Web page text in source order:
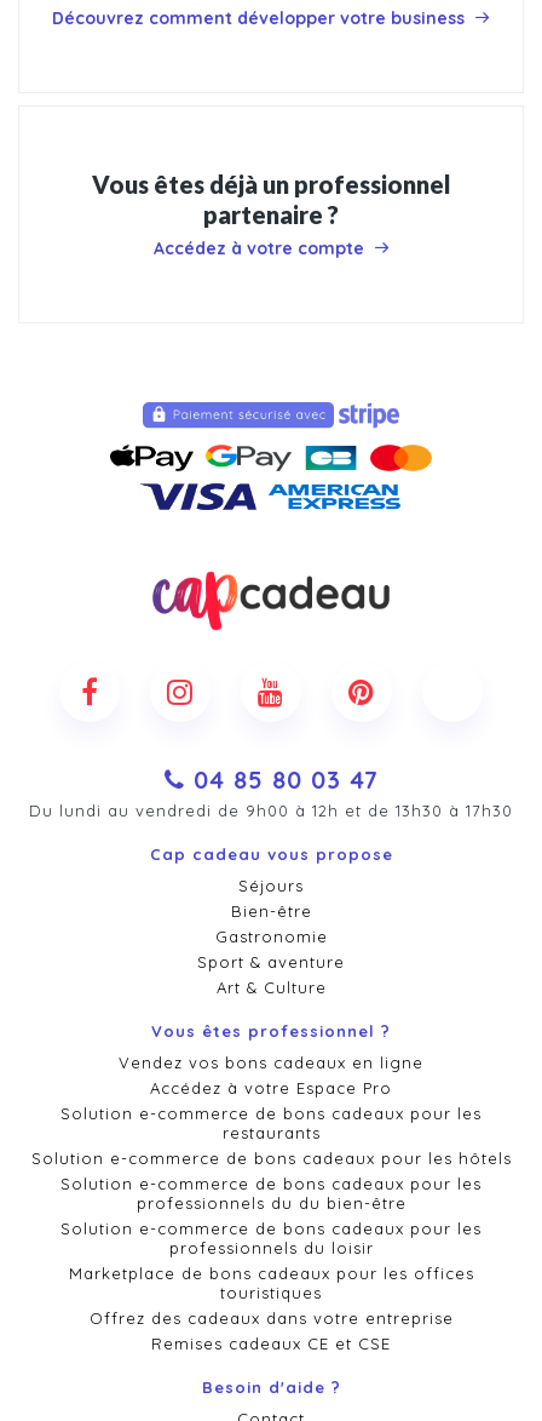
Découvrez comment développer votre business
Vous êtes déjà un professionnel
partenaire ?
Accédez à votre compte
04 85 80 03 47
Du lundi au vendredi de 9h00 à 12h et de 13h30 à 17h30
Cap cadeau vous propose
Séjours
Bien-être
Gastronomie
Sport & aventure
Art & Culture
Vous êtes professionnel ?
Vendez vos bons cadeaux en ligne
Accédez à votre Espace Pro
Solution e-commerce de bons cadeaux pour les
restaurants
Solution e-commerce de bons cadeaux pour les hôtels
Solution e-commerce de bons cadeaux pour les
professionnels du du bien-être
Solution e-commerce de bons cadeaux pour les
professionnels du loisir
Marketplace de bons cadeaux pour les offices
touristiques
Offrez des cadeaux dans votre entreprise
Remises cadeaux CE et CSE
Besoin d'aide ?